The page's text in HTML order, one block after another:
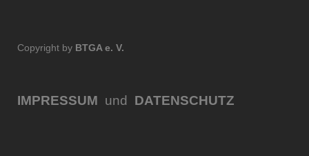
Copyright by BTGA e. V.
IMPRESSUM und DATENSCHUTZ